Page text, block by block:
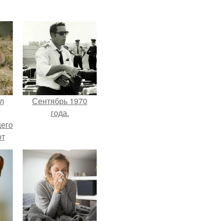
Сентябрь 1970
года.